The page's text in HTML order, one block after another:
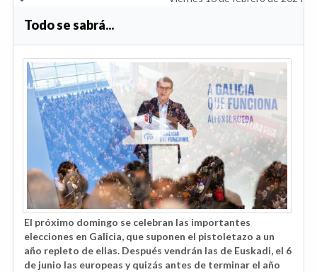
Todo se sabrá...
El próximo domingo se celebran las importantes
elecciones en Galicia, que suponen el pistoletazo a un
año repleto de ellas. Después vendrán las de Euskadi, el 6
de junio las europeas y quizás antes de terminar el año